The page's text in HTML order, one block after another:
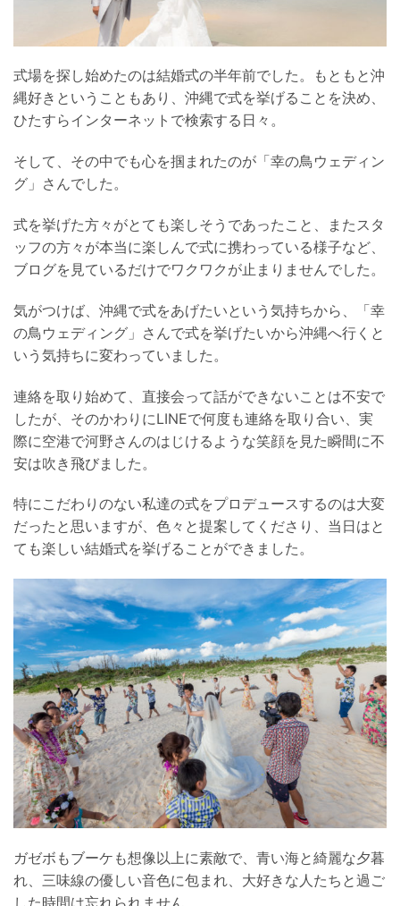
式場を探し始めたのは結婚式の半年前でした。もともと沖
縄好きということもあり、沖縄で式を挙げることを決め、
ひたすらインターネットで検索する日々。
そして、その中でも心を掴まれたのが「幸の鳥ウェディン
グ」さんでした。
式を挙げた方々がとても楽しそうであったこと、またスタ
ッフの方々が本当に楽しんで式に携わっている様子など、
ブログを見ているだけでワクワクが止まりませんでした。
気がつけば、沖縄で式をあげたいという気持ちから、「幸
の鳥ウェディング」さんで式を挙げたいから沖縄へ行くと
いう気持ちに変わっていました。
連絡を取り始めて、直接会って話ができないことは不安で
したが、そのかわりにLINEで何度も連絡を取り合い、実
際に空港で河野さんのはじけるような笑顔を見た瞬間に不
安は吹き飛びました。
特にこだわりのない私達の式をプロデュースするのは大変
だったと思いますが、色々と提案してくださり、当日はと
ても楽しい結婚式を挙げることができました。
ガゼボもブーケも想像以上に素敵で、青い海と綺麗な夕暮
れ、三味線の優しい音色に包まれ、大好きな人たちと過ご
した時間は忘れられません。